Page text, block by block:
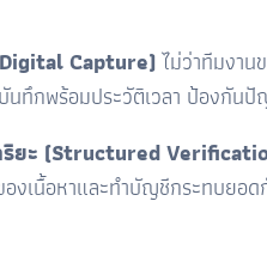
Capture)ไม่ว่าทีมงาน
ทึกพร้อมประวัติเวลา ป้องกัน
ยะ (Structured
เนื้อหาและทำบัญชีกระทบยอ